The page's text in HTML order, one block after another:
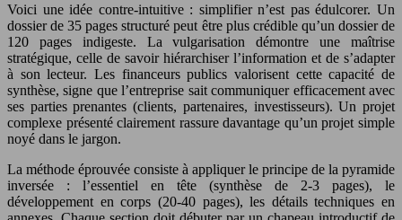
Voici une idée contre-intuitive : simplifier n’est pas édulcorer. Un
dossier de 35 pages structuré peut être plus crédible qu’un dossier de
120 pages indigeste. La vulgarisation démontre une maîtrise
stratégique, celle de savoir hiérarchiser l’information et de s’adapter
à son lecteur. Les financeurs publics valorisent cette capacité de
synthèse, signe que l’entreprise sait communiquer efficacement avec
ses parties prenantes (clients, partenaires, investisseurs). Un projet
complexe présenté clairement rassure davantage qu’un projet simple
noyé dans le jargon.
La méthode éprouvée consiste à appliquer le principe de la pyramide
inversée : l’essentiel en tête (synthèse de 2-3 pages), le
développement en corps (20-40 pages), les détails techniques en